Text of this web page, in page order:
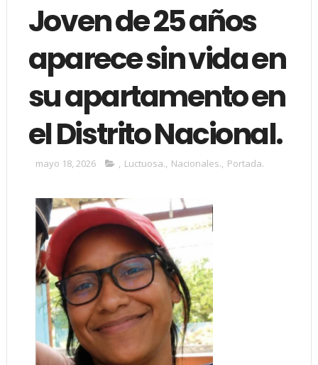
Joven de 25 años
aparece sin vida en
su apartamento en
el Distrito Nacional.
mayo 18, 2026 , Luctuosa., Nacionales., Portada.